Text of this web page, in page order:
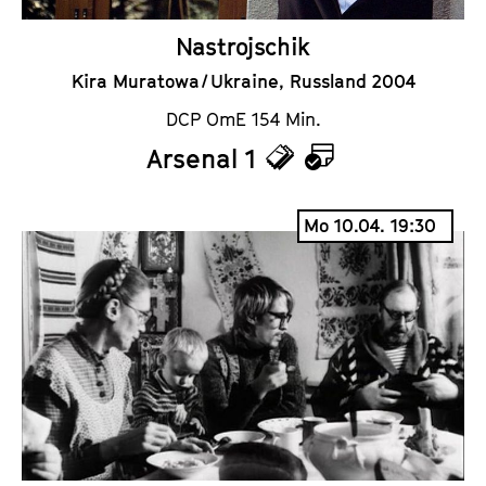
Nastrojschik
Kira Muratowa / Ukraine, Russland 2004
DCP OmE 154 Min.
Arsenal 1
T
k
e
t
s
K
a
l
e
n
d
e
r
Mo 10.04. 19:30